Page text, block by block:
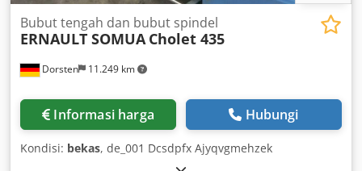
Dorsten 11.249 km
Bubut tengah dan bubut spindel
ERNAULT SOMUA Cholet 435
Informasi harga Hubungi
Kondisi: bekas, de_001 Dcsdpfx Ajyqvgmehzek